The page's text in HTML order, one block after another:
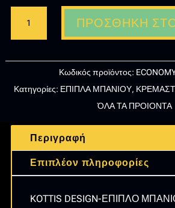
ΜΠΑΝΙΟΥ
ECONOMY
(ΒΑΣΗ+ΝΙΠΤΗΡΑΣ+ΚΑΘΡΕΠΤΗΣ)
70x50x46cm
ΜΕΛΑΜΙΝΗ
ποσότητα
ΠΡΟΣΘΉΚΗ
Κωδικός προϊόντος:
Κατηγορίες: ΕΠΙΠΛΑ ΜΠΑΝΙΟΥ,
ΌΛΑ ΤΑ ΠΡΟΙΟΝΤΑ
Περιγραφή
Επιπλέον πληροφορίες
KOTTIS DESIGN-ΕΠΙΠΛΟ